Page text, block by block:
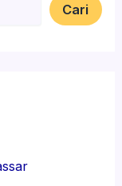
Cari